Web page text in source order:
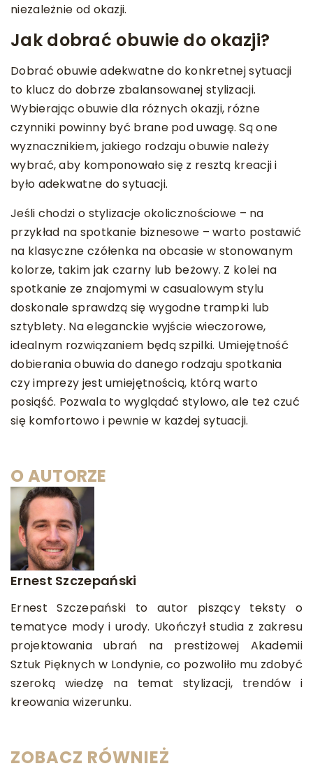
niezależnie od okazji.
Jak dobrać obuwie do okazji?
Dobrać obuwie adekwatne do konkretnej sytuacji
to klucz do dobrze zbalansowanej stylizacji.
Wybierając obuwie dla różnych okazji, różne
czynniki powinny być brane pod uwagę. Są one
wyznacznikiem, jakiego rodzaju obuwie należy
wybrać, aby komponowało się z resztą kreacji i
było adekwatne do sytuacji.
Jeśli chodzi o stylizacje okolicznościowe – na
przykład na spotkanie biznesowe – warto postawić
na klasyczne czółenka na obcasie w stonowanym
kolorze, takim jak czarny lub beżowy. Z kolei na
spotkanie ze znajomymi w casualowym stylu
doskonale sprawdzą się wygodne trampki lub
sztyblety. Na eleganckie wyjście wieczorowe,
idealnym rozwiązaniem będą szpilki. Umiejętność
dobierania obuwia do danego rodzaju spotkania
czy imprezy jest umiejętnością, którą warto
posiąść. Pozwala to wyglądać stylowo, ale też czuć
się komfortowo i pewnie w każdej sytuacji.
O AUTORZE
Ernest Szczepański
Ernest Szczepański to autor piszący teksty o
tematyce mody i urody. Ukończył studia z zakresu
projektowania ubrań na prestiżowej Akademii
Sztuk Pięknych w Londynie, co pozwoliło mu zdobyć
szeroką wiedzę na temat stylizacji, trendów i
kreowania wizerunku.
ZOBACZ RÓWNIEŻ